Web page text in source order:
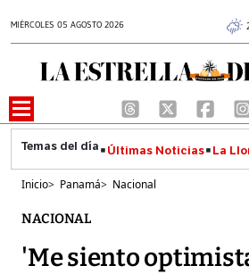
MIÉRCOLES 05 AGOSTO 2026
Últimas Noticias La
Inicio> Panamá> Nacional
NACIONAL
'Me siento